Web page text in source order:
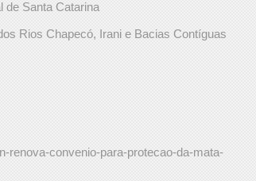
de Santa Catarina
Rios Chapecó, Irani e Bacias Contíguas
renova-convenio-para-protecao-da-mata-